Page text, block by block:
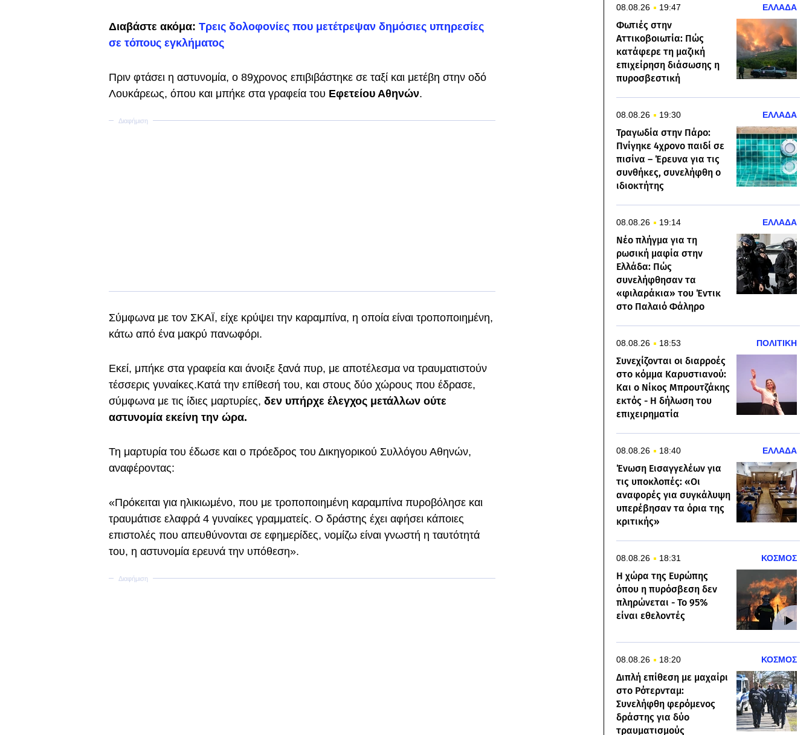
Διαβάστε ακόμα: Τρεις δολοφονίες που μετέτρεψαν δημόσιες υπηρεσίες
σε τόπους εγκλήματος
Πριν φτάσει η αστυνομία, ο 89χρονος επιβιβάστηκε σε ταξί και μετέβη στην οδό
Λουκάρεως, όπου και μπήκε στα γραφεία του Εφετείου Αθηνών.
Σύμφωνα με τον ΣΚΑΪ, είχε κρύψει την καραμπίνα, η οποία είναι τροποποιημένη,
κάτω από ένα μακρύ πανωφόρι.
Εκεί, μπήκε στα γραφεία και άνοιξε ξανά πυρ, με αποτέλεσμα να τραυματιστούν
τέσσερις γυναίκες.Κατά την επίθεσή του, και στους δύο χώρους που έδρασε,
σύμφωνα με τις ίδιες μαρτυρίες, δεν υπήρχε έλεγχος μετάλλων ούτε
αστυνομία εκείνη την ώρα.
Τη μαρτυρία του έδωσε και ο πρόεδρος του Δικηγορικού Συλλόγου Αθηνών,
αναφέροντας:
«Πρόκειται για ηλικιωμένο, που με τροποποιημένη καραμπίνα πυροβόλησε και
τραυμάτισε ελαφρά 4 γυναίκες γραμματείς. Ο δράστης έχει αφήσει κάποιες
επιστολές που απευθύνονται σε εφημερίδες, νομίζω είναι γνωστή η ταυτότητά
του, η αστυνομία ερευνά την υπόθεση».
08.08.26 19:47 ΕΛΛΑΔΑ
Φωτιές στην
Αττικοβοιωτία: Πώς
κατάφερε τη μαζική
επιχείρηση διάσωσης η
πυροσβεστική
08.08.26 19:30 ΕΛΛΑΔΑ
Τραγωδία στην Πάρο:
Πνίγηκε 4χρονο παιδί σε
πισίνα – Έρευνα για τις
συνθήκες, συνελήφθη ο
ιδιοκτήτης
08.08.26 19:14 ΕΛΛΑΔΑ
Νέο πλήγμα για τη
ρωσική μαφία στην
Ελλάδα: Πώς
συνελήφθησαν τα
«φιλαράκια» του Έντικ
στο Παλαιό Φάληρο
08.08.26 18:53 ΠΟΛΙΤΙΚΗ
Συνεχίζονται οι διαρροές
στο κόμμα Καρυστιανού:
Και ο Νίκος Μπρουτζάκης
εκτός - Η δήλωση του
επιχειρηματία
08.08.26 18:40 ΕΛΛΑΔΑ
Ένωση Εισαγγελέων για
τις υποκλοπές: «Οι
αναφορές για συγκάλυψη
υπερέβησαν τα όρια της
κριτικής»
08.08.26 18:31 ΚΟΣΜΟΣ
Η χώρα της Ευρώπης
όπου η πυρόσβεση δεν
πληρώνεται - Το 95%
είναι εθελοντές
08.08.26 18:20 ΚΟΣΜΟΣ
Διπλή επίθεση με μαχαίρι
στο Ρότερνταμ:
Συνελήφθη φερόμενος
δράστης για δύο
τραυματισμούς